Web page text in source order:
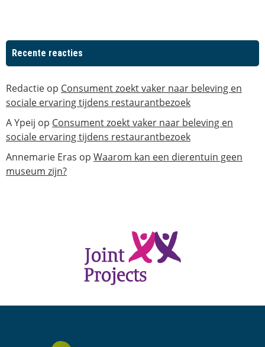
Recente reacties
Redactie op Consument zoekt vaker naar beleving en
sociale ervaring tijdens restaurantbezoek
A Ypeij op Consument zoekt vaker naar beleving en
sociale ervaring tijdens restaurantbezoek
Annemarie Eras op Waarom kan een dierentuin geen
museum zijn?